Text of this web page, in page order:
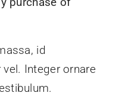
id
Integer ornare